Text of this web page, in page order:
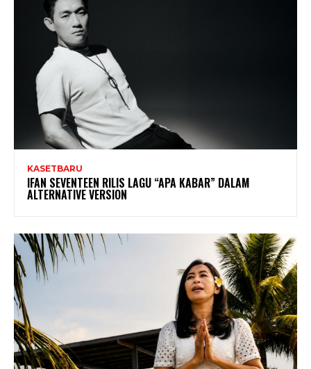
KASETBARU
IFAN SEVENTEEN RILIS LAGU “APA KABAR” DALAM
ALTERNATIVE VERSION